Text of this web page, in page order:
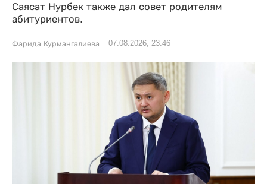
Саясат Нурбек также дал совет родителям
абитуриентов.
Фарида Курмангалиева 07.08.2026, 23:46